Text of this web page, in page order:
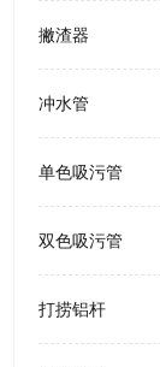
撇渣器
冲水管
单色吸污管
双色吸污管
打捞铝杆